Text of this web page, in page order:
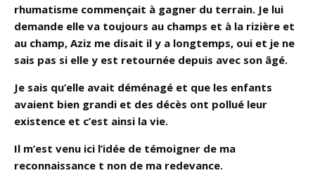
rhumatisme commençait à gagner du terrain. Je lui
demande elle va toujours au champs et à la rizière et
au champ, Aziz me disait il y a longtemps, oui et je ne
sais pas si elle y est retournée depuis avec son âgé.
Je sais qu’elle avait déménagé et que les enfants
avaient bien grandi et des décès ont pollué leur
existence et c’est ainsi la vie.
Il m’est venu ici l’idée de témoigner de ma
reconnaissance t non de ma redevance.